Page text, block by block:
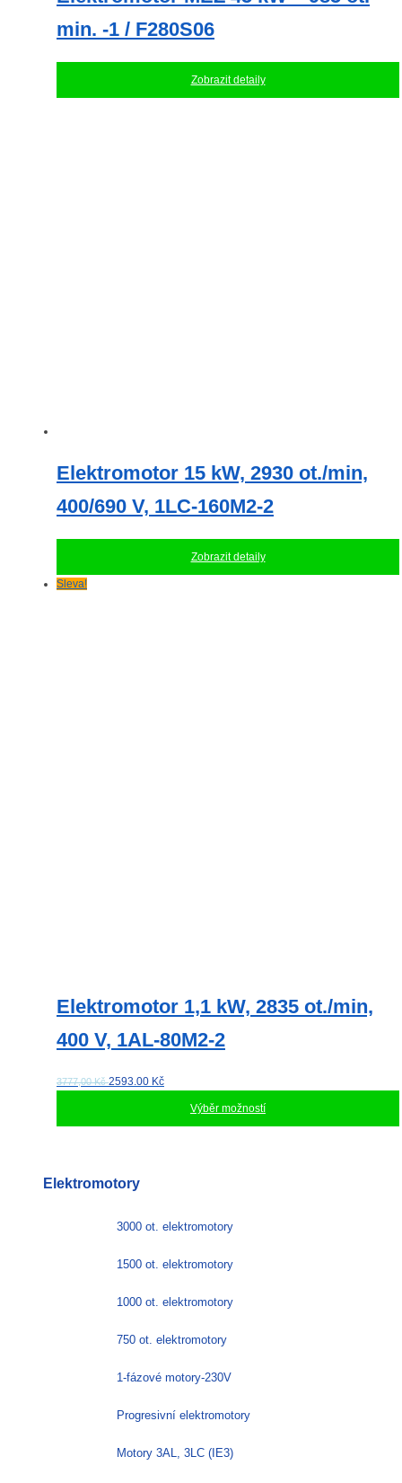
min. -1 / F280S06
Zobrazit detaily
Elektromotor 15 kW, 2930 ot./min,
400/690 V, 1LC-160M2-2
Zobrazit detaily
Sleva!
Elektromotor 1,1 kW, 2835 ot./min,
400 V, 1AL-80M2-2
3777,00 Kč2593.00 Kč
Výběr možností
více
Elektromotory
3000 ot. elektromotory
1500 ot. elektromotory
1000 ot. elektromotory
750 ot. elektromotory
1-fázové motory-230V
Progresivní elektromotory
Motory 3AL, 3LC (IE3)